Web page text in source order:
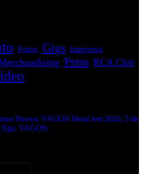
Fotos Gigs Imprensa
Press RCA Club
Shows: VAGOS Metal fest 2026, 5 de
Ega, VAGOS;